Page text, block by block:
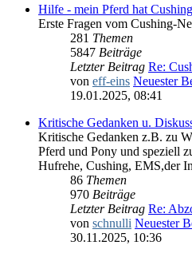
Hilfe - mein Pferd hat
Erste Fragen vom Cushing-
281 Themen
5847 Beiträge
Letzter Beitrag Re:
von eff-eins Neuester
19.01.2025, 08:41
Kritische Gedanken u.
Kritische Gedanken z.B. zu
Pferd und Pony und speziell
Hufrehe, Cushing, EMS,der
86 Themen
970 Beiträge
Letzter Beitrag Re:
von schnulli Neuester
30.11.2025, 10:36